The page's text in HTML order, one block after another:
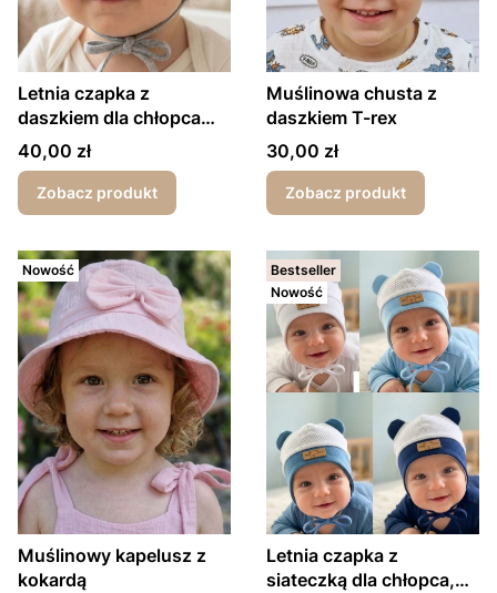
Letnia czapka z
daszkiem dla chłopca
emotki błękitna
Cena
40,00 zł
Zobacz produkt
Muślinowa chusta z
daszkiem T-rex
Cena
30,00 zł
Zobacz produkt
Nowość
Muślinowy kapelusz z
kokardą
Bestseller
Nowość
Letnia czapka z
siateczką dla chłopca,